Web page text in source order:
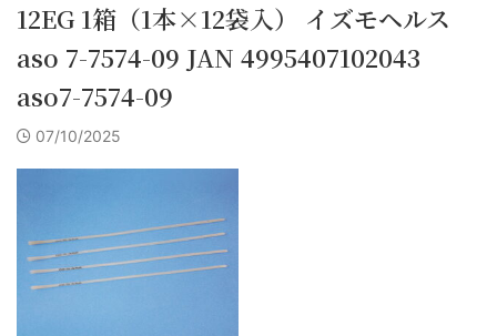
12EG 1箱（1本×12袋入） イズモヘルス
aso 7-7574-09 JAN 4995407102043
aso7-7574-09
07/10/2025